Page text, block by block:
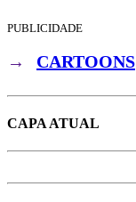
PUBLICIDADE
→ CARTOONS
CAPA ATUAL